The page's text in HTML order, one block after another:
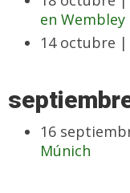
en Wembley
14 octubre |
16
Múnich